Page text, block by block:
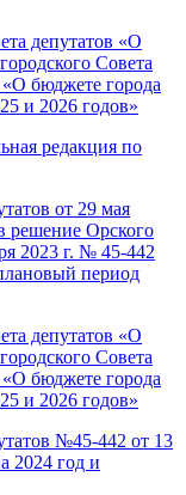
депутатов «О
Совета
«О бюджете города
и 2026 годов»
редакция по
от 29 мая
решение Орского
2023 г. № 45-442
период
депутатов «О
Совета
«О бюджете города
и 2026 годов»
№45-442 от 13
2024 год и